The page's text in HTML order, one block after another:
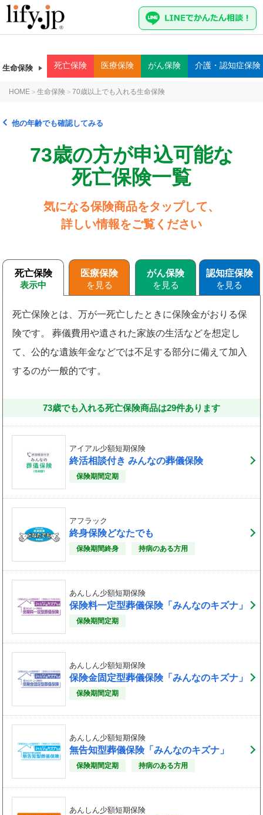
生命保険 死亡保険 医療保険 がん保険 介護・認知症保険
HOME > 生命保険 > 70歳以上でも入れる生命保険
他の年齢でも確認してみる
73歳の方が申込可能な
死亡保険一覧
気になる保険商品をタップして、
詳しい情報をご覧ください
死亡保険 医療保険 がん保険 認知症保険
死亡保険とは、万が一死亡したときに保険金がおりる保
険です。 葬儀費用や遺された家族の生活などを想定し
て、公的な遺族年金などでは不足する部分に備えて加入
するのが一般的です。
73歳でも入れる死亡保険商品は29件あります
アイアル少額短期保険
終活相談付き みんなの葬儀保険
保険期間定期
アフラック
終身保険どなたでも
保険期間終身 持病のある方用
あんしん少額短期保険
保険料一定型葬儀保険「みんなのキズナ」
保険期間定期
あんしん少額短期保険
保険金固定型葬儀保険「みんなのキズナ」
保険期間定期
あんしん少額短期保険
無告知型葬儀保険「みんなのキズナ」
保険期間定期 持病のある方用
あんしん少額短期保険